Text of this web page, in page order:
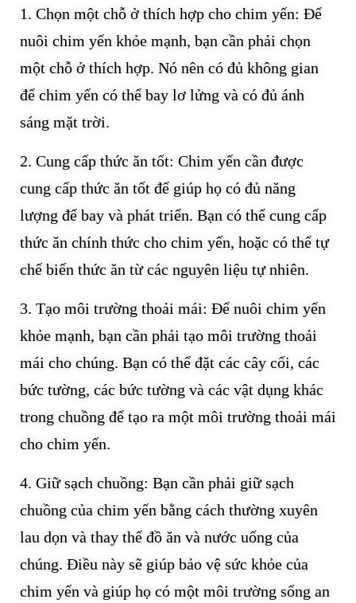
1. Chọn một chỗ ở thích hợp cho chim yến: Để
nuôi chim yến khỏe mạnh, bạn cần phải chọn
một chỗ ở thích hợp. Nó nên có đủ không gian
để chim yến có thể bay lơ lửng và có đủ ánh
sáng mặt trời.
2. Cung cấp thức ăn tốt: Chim yến cần được
cung cấp thức ăn tốt để giúp họ có đủ năng
lượng để bay và phát triển. Bạn có thể cung cấp
thức ăn chính thức cho chim yến, hoặc có thể tự
chế biến thức ăn từ các nguyên liệu tự nhiên.
3. Tạo môi trường thoải mái: Để nuôi chim yến
khỏe mạnh, bạn cần phải tạo môi trường thoải
mái cho chúng. Bạn có thể đặt các cây cối, các
bức tường, các bức tường và các vật dụng khác
trong chuồng để tạo ra một môi trường thoải mái
cho chim yến.
4. Giữ sạch chuồng: Bạn cần phải giữ sạch
chuồng của chim yến bằng cách thường xuyên
lau dọn và thay thế đồ ăn và nước uống của
chúng. Điều này sẽ giúp bảo vệ sức khỏe của
chim yến và giúp họ có một môi trường sống an